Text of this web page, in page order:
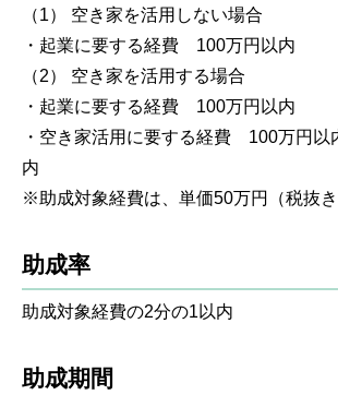
（1） 空き家を活用しない場合
・起業に要する経費 100万円以内
（2） 空き家を活用する場合
・起業に要する経費 100万円以内
・空き家活用に要する経費 100万円
内
※助成対象経費は、単価50万円（税抜
助成率
助成対象経費の2分の1以内
助成期間